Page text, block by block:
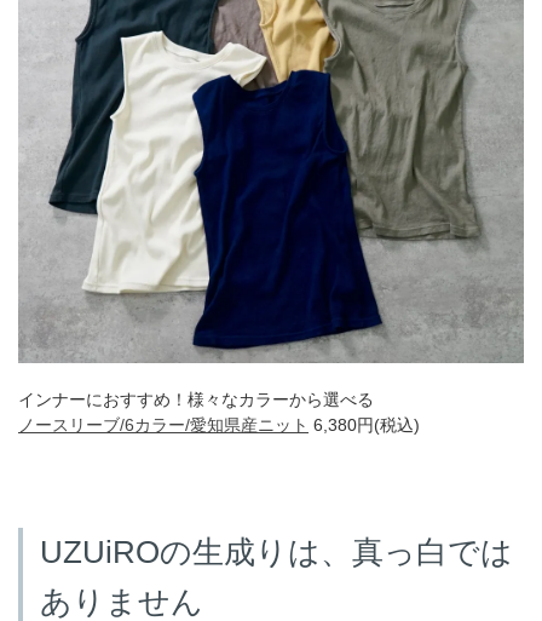
インナーにおすすめ！様々なカラーから選べる
ノースリーブ/6カラー/愛知県産ニット 6,380円(税込)
UZUiROの生成りは、真っ白では
ありません